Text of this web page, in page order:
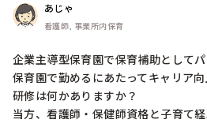
あじゃ
看護師, 事業所内保育
企業主導型保育園で保育補助としてパ
保育園で勤めるにあたってキャリア
研修は何かありますか？
当方、看護師・保健師資格と子育て